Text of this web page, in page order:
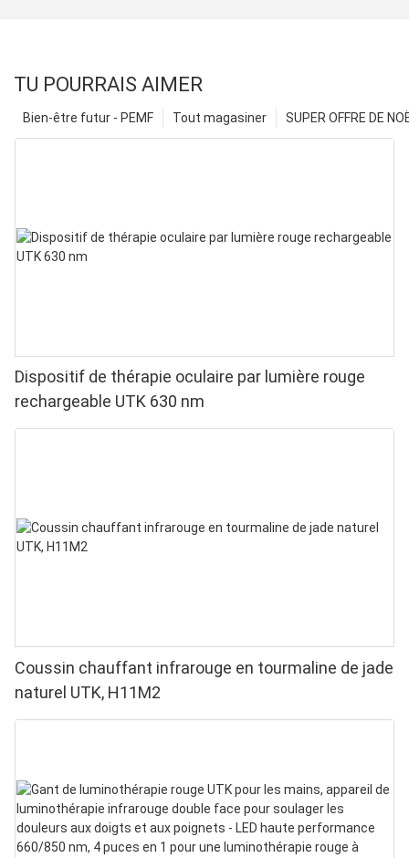
TU POURRAIS AIMER
SUPER OFFRE DE
Tout magasiner
Bien-être futur - PEMF
Dispositif de thérapie oculaire par lumière rouge
rechargeable UTK 630 nm
Coussin chauffant infrarouge en tourmaline de jade
naturel UTK, H11M2